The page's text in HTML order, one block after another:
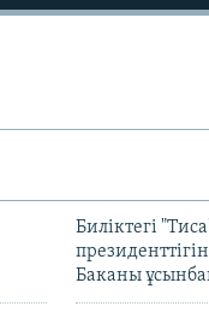
Биліктегі
Баканы